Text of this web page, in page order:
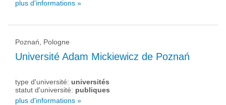
plus d'informations »
Poznań, Pologne
Université Adam Mickiewicz de Poznań
type d'université: universités
statut d'université: publiques
plus d'informations »